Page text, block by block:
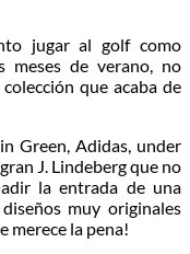
jugar al golf como
meses de verano, no
que acaba de
Green, Adidas, under
J. Lindeberg que no
la entrada de una
muy originales
merece la pena!